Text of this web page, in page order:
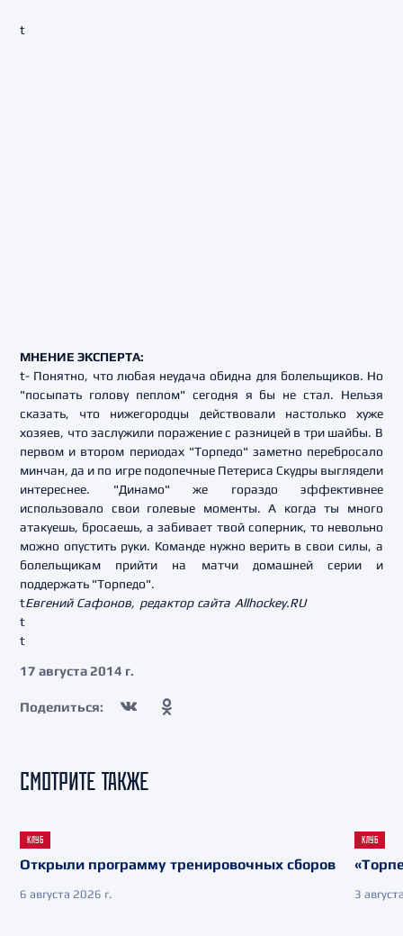
t
МНЕНИЕ ЭКСПЕРТА:
t- Понятно, что любая неудача обидна для болельщиков. Но
"посыпать голову пеплом" сегодня я бы не стал. Нельзя
сказать, что нижегородцы действовали настолько хуже
хозяев, что заслужили поражение с разницей в три шайбы. В
первом и втором периодах "Торпедо" заметно перебросало
минчан, да и по игре подопечные Петериса Скудры выглядели
интереснее. "Динамо" же гораздо эффективнее
использовало свои голевые моменты. А когда ты много
атакуешь, бросаешь, а забивает твой соперник, то невольно
можно опустить руки. Команде нужно верить в свои силы, а
болельщикам прийти на матчи домашней серии и
поддержать "Торпедо".
tЕвгений Сафонов, редактор сайта Allhockey.RU
t
t
17 августа 2014 г.
Поделиться:
СМОТРИТЕ ТАКЖЕ
КЛУБ
Открыли программу тренировочных сборов
6 августа 2026 г.
КЛУБ
3